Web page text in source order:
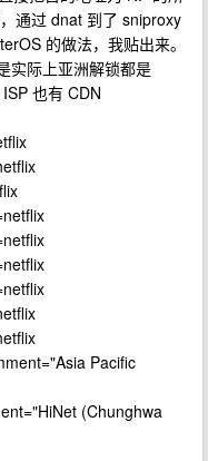
通过 dnat 到了 sniproxy
的做法，我贴出来。
实际上亚洲解锁都是
也有 CDN
Pacific
(Chunghwa